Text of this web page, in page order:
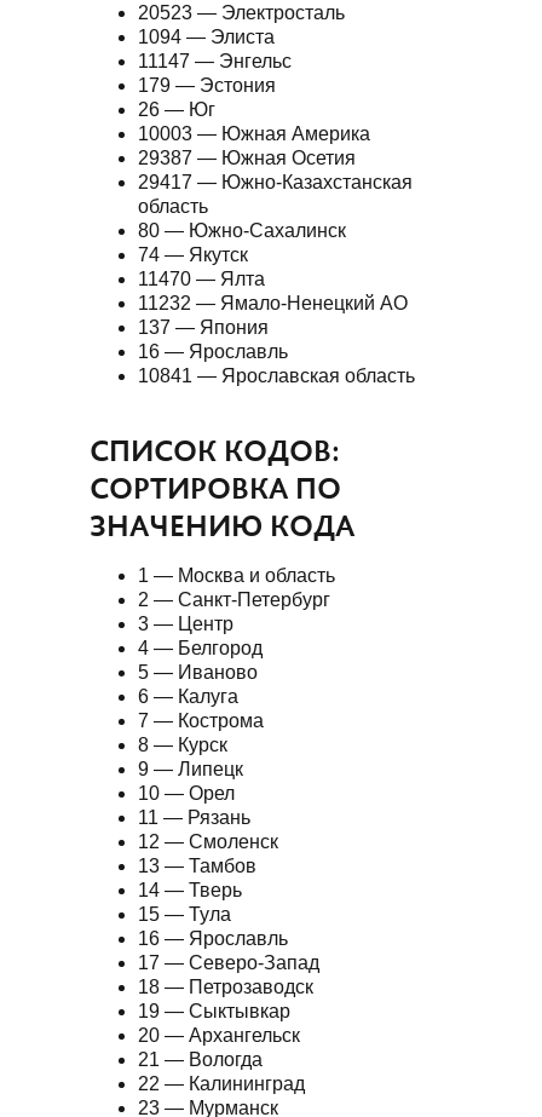
20523 — Электросталь
1094 — Элиста
11147 — Энгельс
179 — Эстония
26 — Юг
10003 — Южная Америка
29387 — Южная Осетия
29417 — Южно-Казахстанская
область
80 — Южно-Сахалинск
74 — Якутск
11470 — Ялта
11232 — Ямало-Ненецкий АО
137 — Япония
16 — Ярославль
10841 — Ярославская область
СПИСОК КОДОВ:
СОРТИРОВКА ПО
ЗНАЧЕНИЮ КОДА
1 — Москва и область
2 — Санкт-Петербург
3 — Центр
4 — Белгород
5 — Иваново
6 — Калуга
7 — Кострома
8 — Курск
9 — Липецк
10 — Орел
11 — Рязань
12 — Смоленск
13 — Тамбов
14 — Тверь
15 — Тула
16 — Ярославль
17 — Северо-Запад
18 — Петрозаводск
19 — Сыктывкар
20 — Архангельск
21 — Вологда
22 — Калининград
23 — Мурманск